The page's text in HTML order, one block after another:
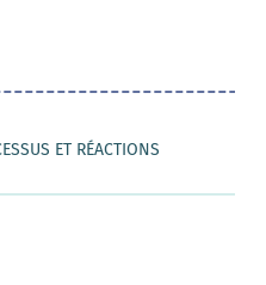
ET RÉACTIONS